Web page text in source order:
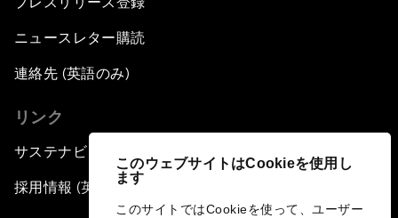
このウェブサイトはCookieを使用し
ます
このサイトではCookieを使って、ユーザー
ニュースレター購読
連絡先 (英語のみ)
リンク
サステナビリティへの取り組み
採用情報 (英語のみ)